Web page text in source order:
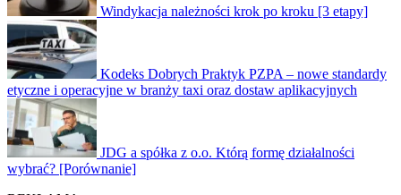
Windykacja należności krok po kroku [3 etapy]
Kodeks Dobrych Praktyk PZPA – nowe standardy
etyczne i operacyjne w branży taxi oraz dostaw aplikacyjnych
JDG a spółka z o.o. Którą formę działalności
wybrać? [Porównanie]